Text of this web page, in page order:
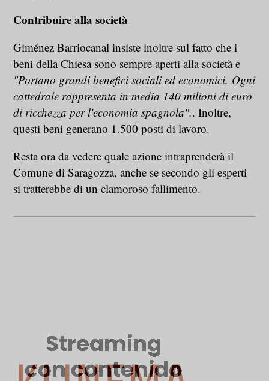
Contribuire alla società
Giménez Barriocanal insiste inoltre sul fatto che i
beni della Chiesa sono sempre aperti alla società e
"Portano grandi benefici sociali ed economici. Ogni
cattedrale rappresenta in media 140 milioni di euro
di ricchezza per l'economia spagnola".. Inoltre,
questi beni generano 1.500 posti di lavoro.
Resta ora da vedere quale azione intraprenderà il
Comune di Saragozza, anche se secondo gli esperti
si tratterebbe di un clamoroso fallimento.